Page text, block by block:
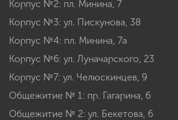
Корпус №2: пл. Минина, 7
Корпус №3: ул. Пискунова, 38
Корпус №4: пл. Минина, 7а
Корпус №6: ул. Луначарского, 23
Корпус №7: ул. Челюскинцев, 9
Общежитие № 1: пр. Гагарина, 6
Общежитие № 2: ул. Бекетова, 6